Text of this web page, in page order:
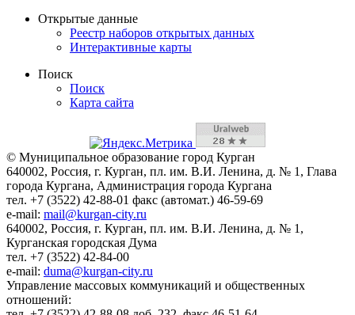
Открытые данные
Реестр наборов открытых данных
Интерактивные карты
Поиск
Поиск
Карта сайта
© Муниципальное образование город Курган
640002, Россия, г. Курган, пл. им. В.И. Ленина, д. № 1, Глава
города Кургана, Администрация города Кургана
тел. +7 (3522) 42-88-01 факс (автомат.) 46-59-69
e-mail: mail@kurgan-city.ru
640002, Россия, г. Курган, пл. им. В.И. Ленина, д. № 1,
Курганская городская Дума
тел. +7 (3522) 42-84-00
e-mail: duma@kurgan-city.ru
Управление массовых коммуникаций и общественных
отношений: